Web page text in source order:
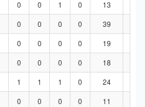
0 0 1 0 13
0 0 0 0 39
0 0 0 0 19
0 0 0 0 18
1 1 1 0 24
0 0 0 0 11